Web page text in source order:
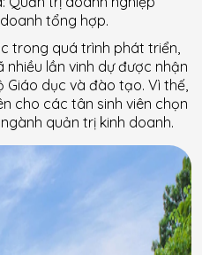
tổng hợp.
trong quá trình phát triển,
lần vinh dự được nhận
Giáo dục và đào tạo. Vì thế,
cho các tân sinh viên chọn
quản trị kinh doanh.